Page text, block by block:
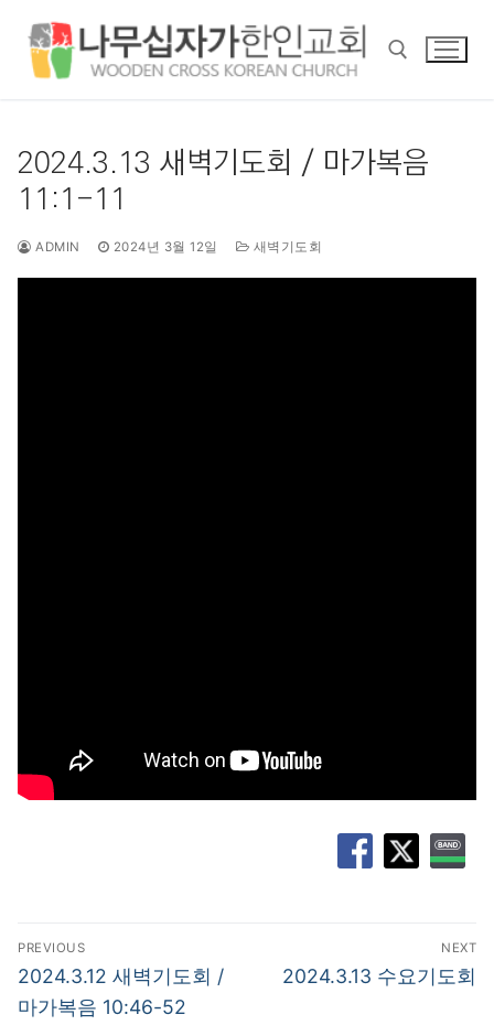
2024.3.13 새벽기도회 / 마가복음
11:1-11
ADMIN 2024년 3월 12일 새벽기도회
글
탐
색
PREVIOUS
Previous
post:
2024.3.12 새벽기도회 /
마가복음 10:46-52
NEXT
Next
2024.3.13 수요기도회